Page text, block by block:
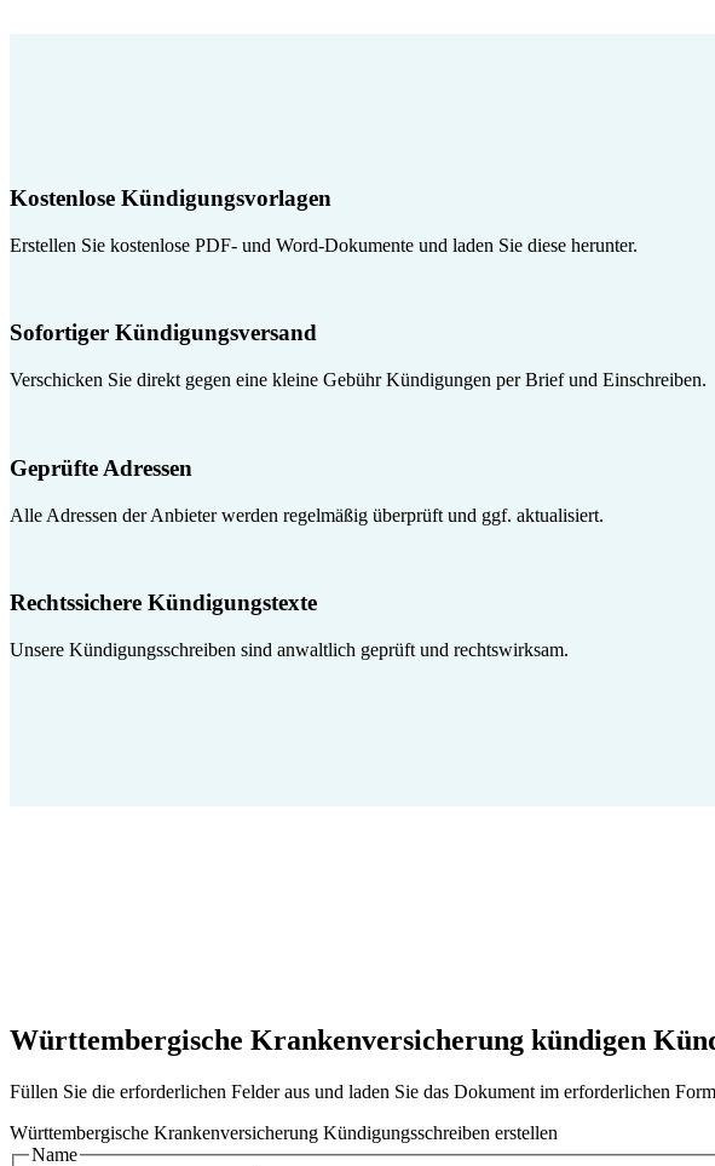
Kostenlose Kündigungsvorlagen
Erstellen Sie kostenlose PDF- und Word-Dokumente und laden Sie diese herunter.
Sofortiger Kündigungsversand
Verschicken Sie direkt gegen eine kleine Gebühr Kündigungen per Brief und Einschreiben.
Geprüfte Adressen
Alle Adressen der Anbieter werden regelmäßig überprüft und ggf. aktualisiert.
Rechtssichere Kündigungstexte
Unsere Kündigungsschreiben sind anwaltlich geprüft und rechtswirksam.
Württembergische Krankenversicherung kündigen
Füllen Sie die erforderlichen Felder aus und laden Sie das Dokument im erforderlichen
Württembergische Krankenversicherung Kündigungsschreiben erstellen
Name